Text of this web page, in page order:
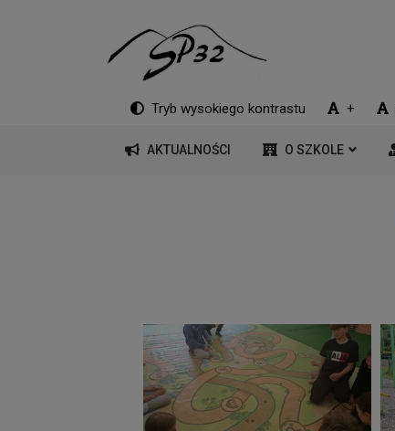
Tryb wysokiego kontrastu +
AKTUALNOŚCI O SZKOLE